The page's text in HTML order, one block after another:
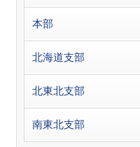
本部
北海道支部
北東北支部
南東北支部